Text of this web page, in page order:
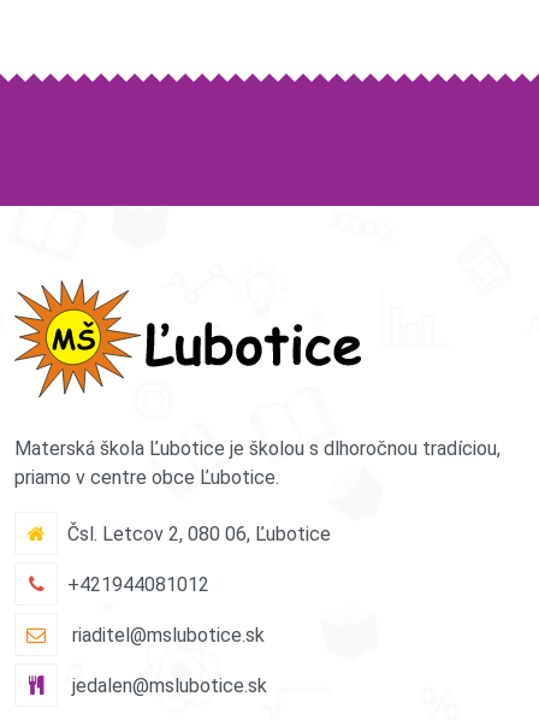
Materská škola Ľubotice je školou s dlhoročnou tradíciou,
priamo v centre obce Ľubotice.
Čsl. Letcov 2, 080 06, Ľubotice
+421944081012
riaditel@mslubotice.sk
jedalen@mslubotice.sk